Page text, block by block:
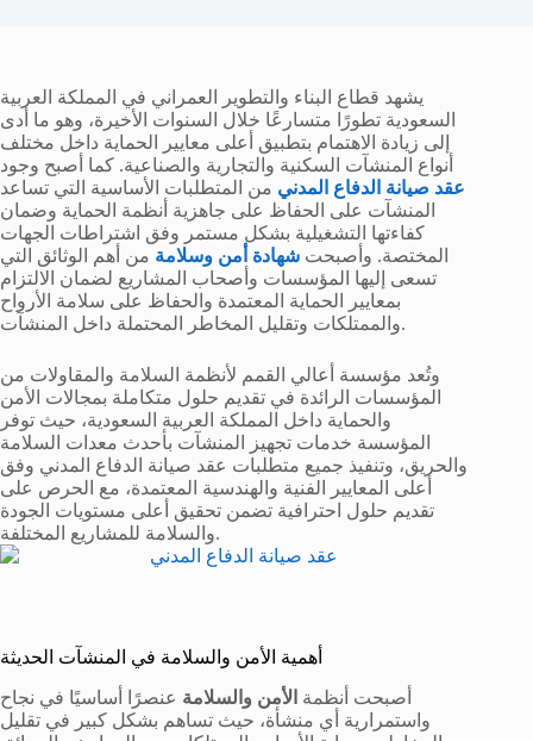
يشهد قطاع البناء والتطوير العمراني في المملكة العربية
السعودية تطورًا متسارعًا خلال السنوات الأخيرة، وهو ما أدى
إلى زيادة الاهتمام بتطبيق أعلى معايير الحماية داخل مختلف
أنواع المنشآت السكنية والتجارية والصناعية. كما أصبح وجود
عقد صيانة الدفاع المدني من المتطلبات الأساسية التي تساعد
المنشآت على الحفاظ على جاهزية أنظمة الحماية وضمان
كفاءتها التشغيلية بشكل مستمر وفق اشتراطات الجهات
المختصة. وأصبحت شهادة أمن وسلامة من أهم الوثائق التي
تسعى إليها المؤسسات وأصحاب المشاريع لضمان الالتزام
بمعايير الحماية المعتمدة والحفاظ على سلامة الأرواح
والممتلكات وتقليل المخاطر المحتملة داخل المنشآت.
وتُعد مؤسسة أعالي القمم لأنظمة السلامة والمقاولات من
المؤسسات الرائدة في تقديم حلول متكاملة بمجالات الأمن
والحماية داخل المملكة العربية السعودية، حيث توفر
المؤسسة خدمات تجهيز المنشآت بأحدث معدات السلامة
والحريق، وتنفيذ جميع متطلبات عقد صيانة الدفاع المدني وفق
أعلى المعايير الفنية والهندسية المعتمدة، مع الحرص على
تقديم حلول احترافية تضمن تحقيق أعلى مستويات الجودة
والسلامة للمشاريع المختلفة.
أهمية الأمن والسلامة في المنشآت الحديثة
أصبحت أنظمة الأمن والسلامة عنصرًا أساسيًا في نجاح
واستمرارية أي منشأة، حيث تساهم بشكل كبير في تقليل